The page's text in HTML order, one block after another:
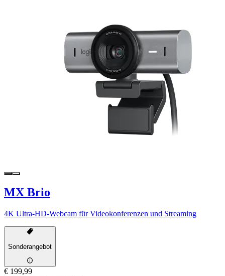
MX Brio
4K Ultra-HD-Webcam für Videokonferenzen und Streaming
Sonderangebot
€ 199,99